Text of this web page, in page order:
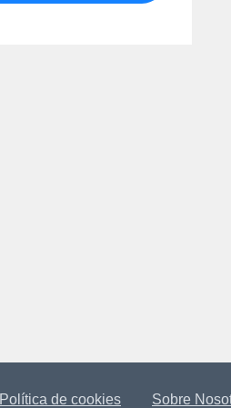
Política de cookies Sobre